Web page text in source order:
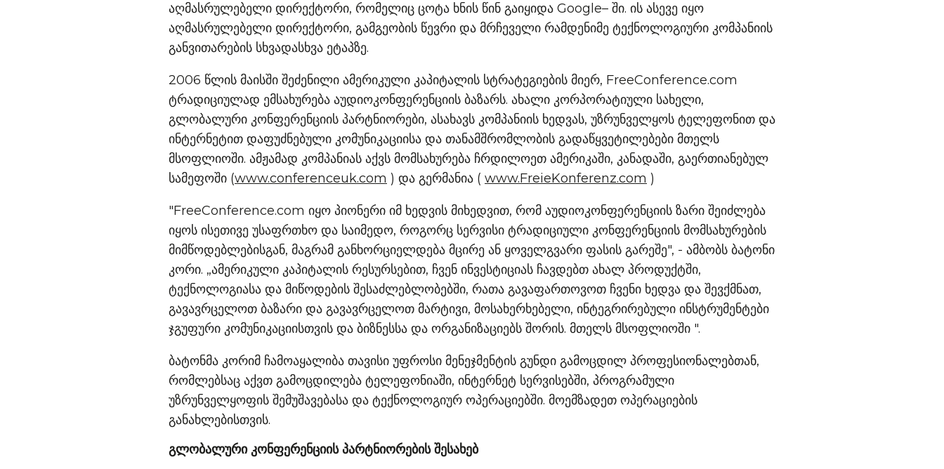
აღმასრულებელი დირექტორი, რომელიც ცოტა ხნის წინ გაიყიდა Google– ში. ის ასევე იყო
აღმასრულებელი დირექტორი, გამგეობის წევრი და მრჩეველი რამდენიმე ტექნოლოგიური კომპანიის
განვითარების სხვადასხვა ეტაპზე.
2006 წლის მაისში შეძენილი ამერიკული კაპიტალის სტრატეგიების მიერ, FreeConference.com
ტრადიციულად ემსახურება აუდიოკონფერენციის ბაზარს. ახალი კორპორატიული სახელი,
გლობალური კონფერენციის პარტნიორები, ასახავს კომპანიის ხედვას, უზრუნველყოს ტელეფონით და
ინტერნეტით დაფუძნებული კომუნიკაციისა და თანამშრომლობის გადაწყვეტილებები მთელს
მსოფლიოში. ამჟამად კომპანიას აქვს მომსახურება ჩრდილოეთ ამერიკაში, კანადაში, გაერთიანებულ
სამეფოში (www.conferenceuk.com ) და გერმანია ( www.FreieKonferenz.com )
"FreeConference.com იყო პიონერი იმ ხედვის მიხედვით, რომ აუდიოკონფერენციის ზარი შეიძლება
იყოს ისეთივე უსაფრთხო და საიმედო, როგორც სერვისი ტრადიციული კონფერენციის მომსახურების
მიმწოდებლებისგან, მაგრამ განხორციელდება მცირე ან ყოველგვარი ფასის გარეშე", - ამბობს ბატონი
კორი. „ამერიკული კაპიტალის რესურსებით, ჩვენ ინვესტიციას ჩავდებთ ახალ პროდუქტში,
ტექნოლოგიასა და მიწოდების შესაძლებლობებში, რათა გავაფართოვოთ ჩვენი ხედვა და შევქმნათ,
გავავრცელოთ ბაზარი და გავავრცელოთ მარტივი, მოსახერხებელი, ინტეგრირებული ინსტრუმენტები
ჯგუფური კომუნიკაციისთვის და ბიზნესსა და ორგანიზაციებს შორის. მთელს მსოფლიოში ".
ბატონმა კორიმ ჩამოაყალიბა თავისი უფროსი მენეჯმენტის გუნდი გამოცდილ პროფესიონალებთან,
რომლებსაც აქვთ გამოცდილება ტელეფონიაში, ინტერნეტ სერვისებში, პროგრამული
უზრუნველყოფის შემუშავებასა და ტექნოლოგიურ ოპერაციებში. მოემზადეთ ოპერაციების
განახლებისთვის.
გლობალური კონფერენციის პარტნიორების შესახებ